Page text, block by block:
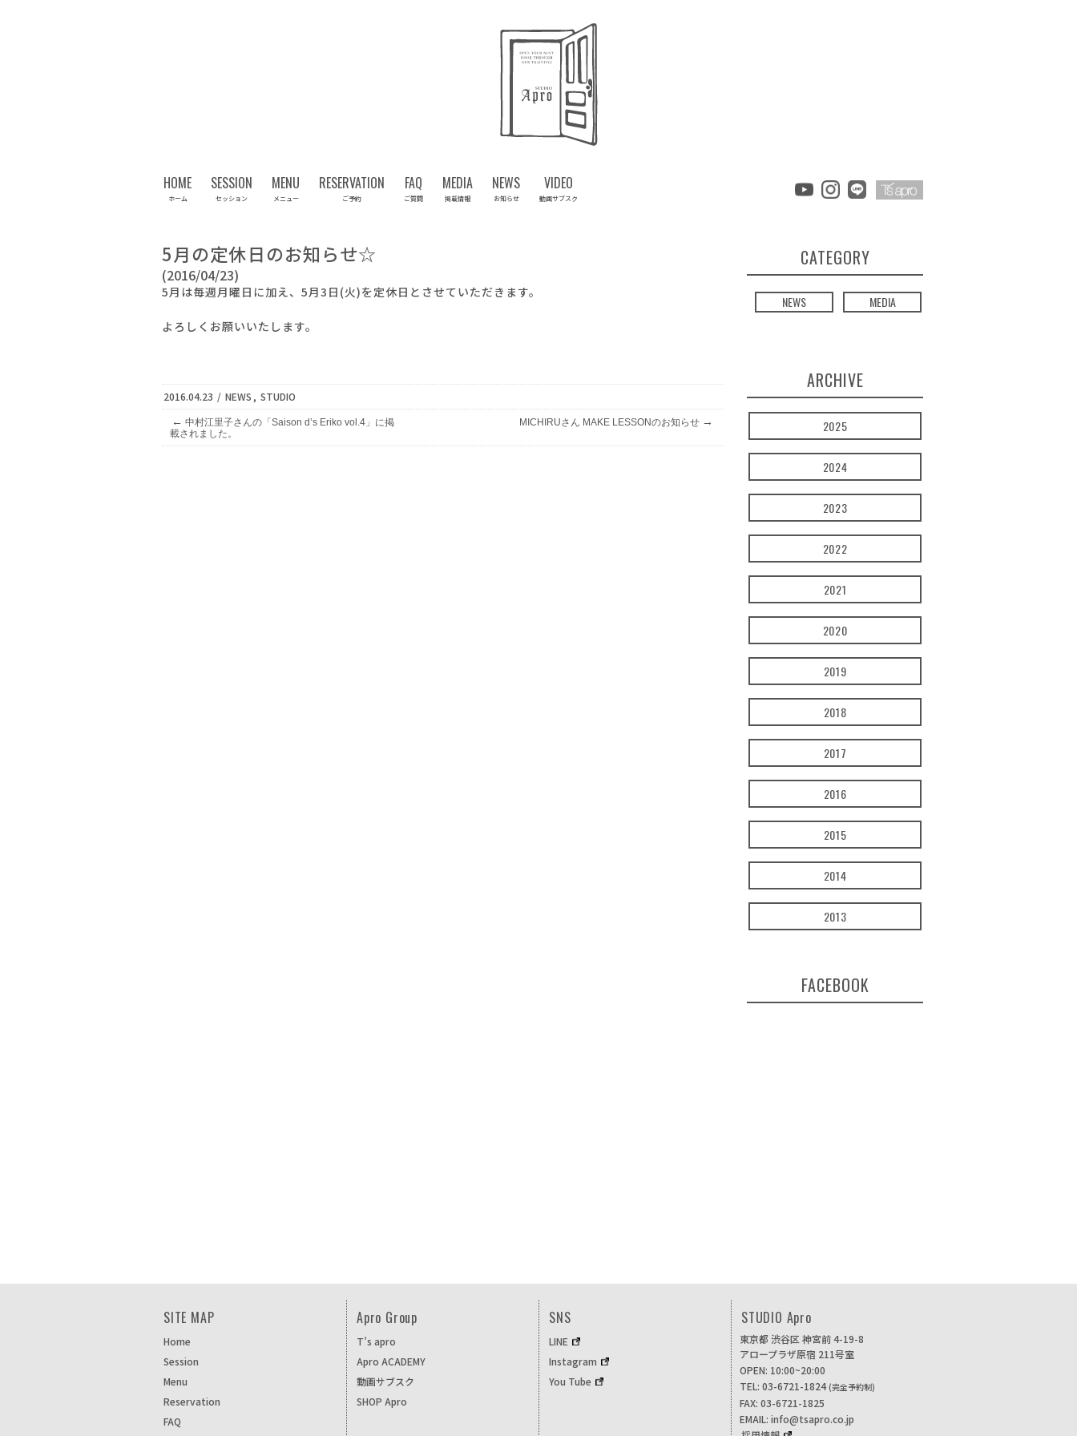
HOME
ホーム
SESSION
セッション
MENU
メニュー
RESERVATION
ご予約
FAQ
ご質問
MEDIA
掲載情報
NEWS
お知らせ
VIDEO
動画サブスク
5月の定休日のお知らせ☆
(2016/04/23)
5月は毎週月曜日に加え、5月3日(火)を定休日とさせていただきます。
よろしくお願いいたします。
2016.04.23 / NEWS , STUDIO
← 中村江里子さんの「Saison d’s Eriko vol.4」に掲
載されました。
MICHIRUさん MAKE LESSONのお知らせ →
CATEGORY
NEWS MEDIA
ARCHIVE
2025
2024
2023
2022
2021
2020
2019
2018
2017
2016
2015
2014
2013
FACEBOOK
SITE MAP
Home
Session
Menu
Reservation
FAQ
Apro Group
T’s apro
Apro ACADEMY
動画サブスク
SHOP Apro
SNS
LINE
Instagram
You Tube
STUDIO Apro
東京都 渋谷区 神宮前 4-19-8
アロープラザ原宿 211号室
OPEN: 10:00~20:00
TEL: 03-6721-1824(完全予約制)
FAX: 03-6721-1825
EMAIL: info@tsapro.co.jp